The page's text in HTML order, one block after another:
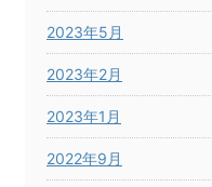
2023年5月
2023年2月
2023年1月
2022年9月